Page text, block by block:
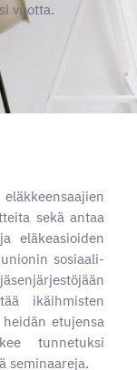
vuotta.
sekä antaa
eläkeasioiden
sosiaali-
ikäihmisten
etujensa
tunnetuksi
seminaareja.